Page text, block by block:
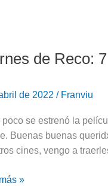
de Reco:
de 2022 / Franviu
poco se estrenó la
Buenas buenas
cines, vengo a
»